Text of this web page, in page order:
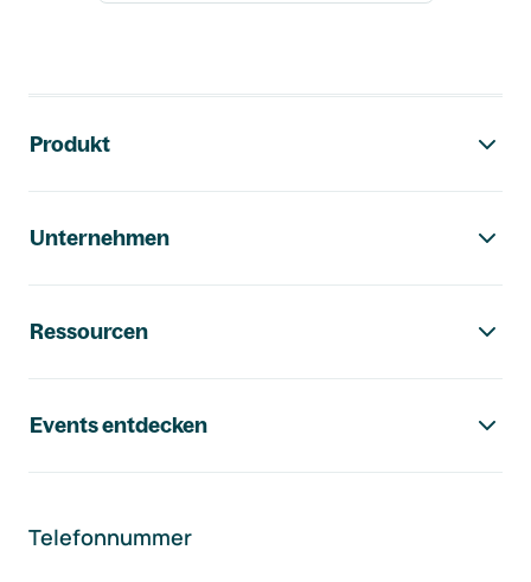
Produkt
Unternehmen
Ressourcen
Events entdecken
Telefonnummer